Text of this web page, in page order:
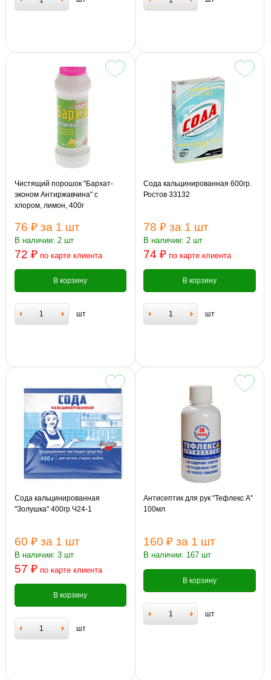
Чистящий порошок "Бархат-
эконом Антиржавчина" с
хлором, лимон, 400г
76 ₽ за 1 шт
В наличии: 2 шт
72 ₽ по карте клиента
В корзину
шт
Сода кальцинированная 600гр.
Ростов 33132
78 ₽ за 1 шт
В наличии: 2 шт
74 ₽ по карте клиента
В корзину
шт
Сода кальцинированная
"Золушка" 400гр Ч24-1
60 ₽ за 1 шт
В наличии: 3 шт
57 ₽ по карте клиента
В корзину
шт
Антисептик для рук "Тефлекс А"
100мл
160 ₽ за 1 шт
В наличии: 167 шт
В корзину
шт